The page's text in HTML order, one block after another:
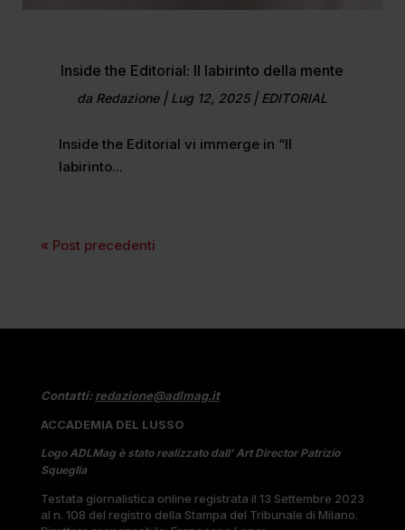
Inside the Editorial: Il labirinto della mente
da Redazione| Lug 12, 2025| EDITORIAL
Inside the Editorial vi immerge in “Il
labirinto...
« Post precedenti
Contatti:redazione@adlmag.it
ACCADEMIA DEL LUSSO
Logo ADLMag è stato realizzato dall’ Art Director Patrizio
Squeglia
Testata giornalistica online registrata il 13 Settembre 2023
al n. 108 del registro della Stampa del Tribunale di Milano.